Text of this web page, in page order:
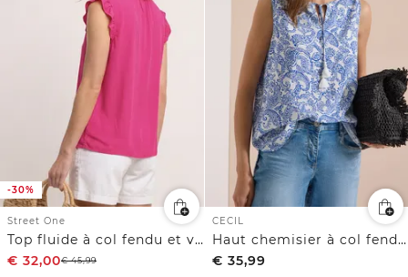
-30%
Street One
Top fluide à col fendu et volants
€ 32,00€45,99
CECIL
Haut chemisier à col fendu et imprimé
€ 35,99